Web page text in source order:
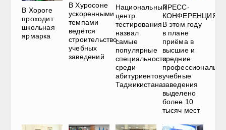
В Хороге
проходит
школьная
ярмарка
В Хуросоне
ускоренными
темпами
ведётся
строительство
учебных
заведений
Национальный
центр
тестирования
назвал
самые
популярные
специальности
среди
абитуриентов
Таджикистана
ПРЕСС-
КОНФЕРЕНЦИЯ.
В этом году
в плане
приёма в
высшие и
средние
учебные
заведения
выделено
более 10
тысяч мест